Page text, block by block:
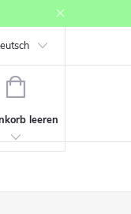
WARENKORB
leeren